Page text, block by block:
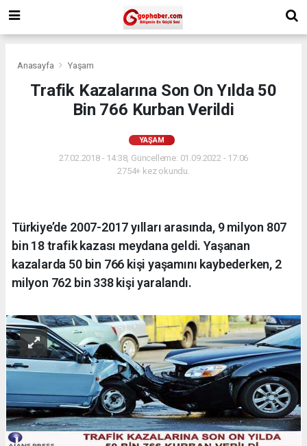
Anasayfa Yaşam
Trafik Kazalarına Son On Yılda 50
Bin 766 Kurban Verildi
YAŞAM
27.02.2018 - 14:38, Güncelleme: 01.09.2022 - 17:06
2754+ kez okundu.
Türkiye’de 2007-2017 yılları arasında, 9 milyon 807
bin 18 trafik kazası meydana geldi. Yaşanan
kazalarda 50 bin 766 kişi yaşamını kaybederken, 2
milyon 762 bin 338 kişi yaralandı.